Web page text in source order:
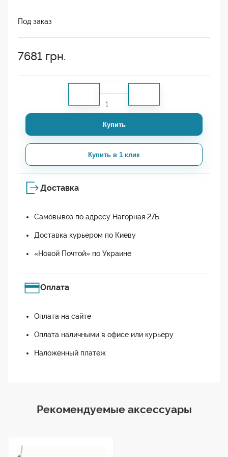
Под заказ
7681 грн.
Купить
Купить в 1 клик
Доставка
Самовывоз по адресу Нагорная 27Б
Доставка курьером по Киеву
«Новой Почтой» по Украине
Оплата
Оплата на сайте
Оплата наличными в офисе или курьеру
Наложенный платеж
Рекомендуемые аксессуары